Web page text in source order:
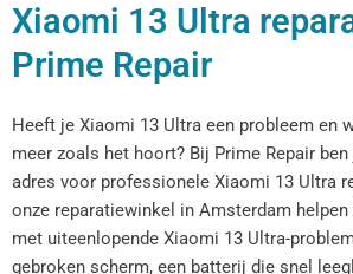
Xiaomi 13 Ultra
Prime Repair
Heeft je Xiaomi 13 Ultra een probleem en
meer zoals het hoort? Bij Prime Repair
adres voor professionele Xiaomi 13 Ultra
onze reparatiewinkel in Amsterdam
met uiteenlopende Xiaomi 13 Ultra-
gebroken scherm, een batterij die snel